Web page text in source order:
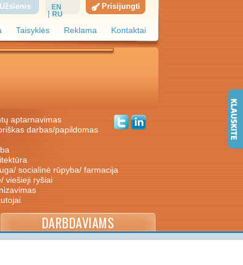
Taisyklės Reklama Kontaktai
Užsienis
EN
RU
Prisijungti
aptarnavimas
socialinė rūpyba/ farmacija
viešieji ryšiai
DARBDAVIAMS